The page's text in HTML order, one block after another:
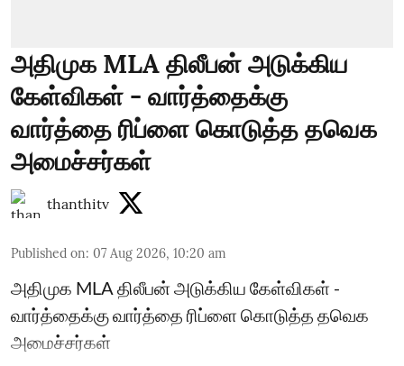
அதிமுக MLA திலீபன் அடுக்கிய
கேள்விகள் - வார்த்தைக்கு
வார்த்தை ரிப்ளை கொடுத்த தவெக
அமைச்சர்கள்
thanthitv
Published on: 07 Aug 2026, 10:20 am
அதிமுக MLA திலீபன் அடுக்கிய கேள்விகள் -
வார்த்தைக்கு வார்த்தை ரிப்ளை கொடுத்த தவெக
அமைச்சர்கள்